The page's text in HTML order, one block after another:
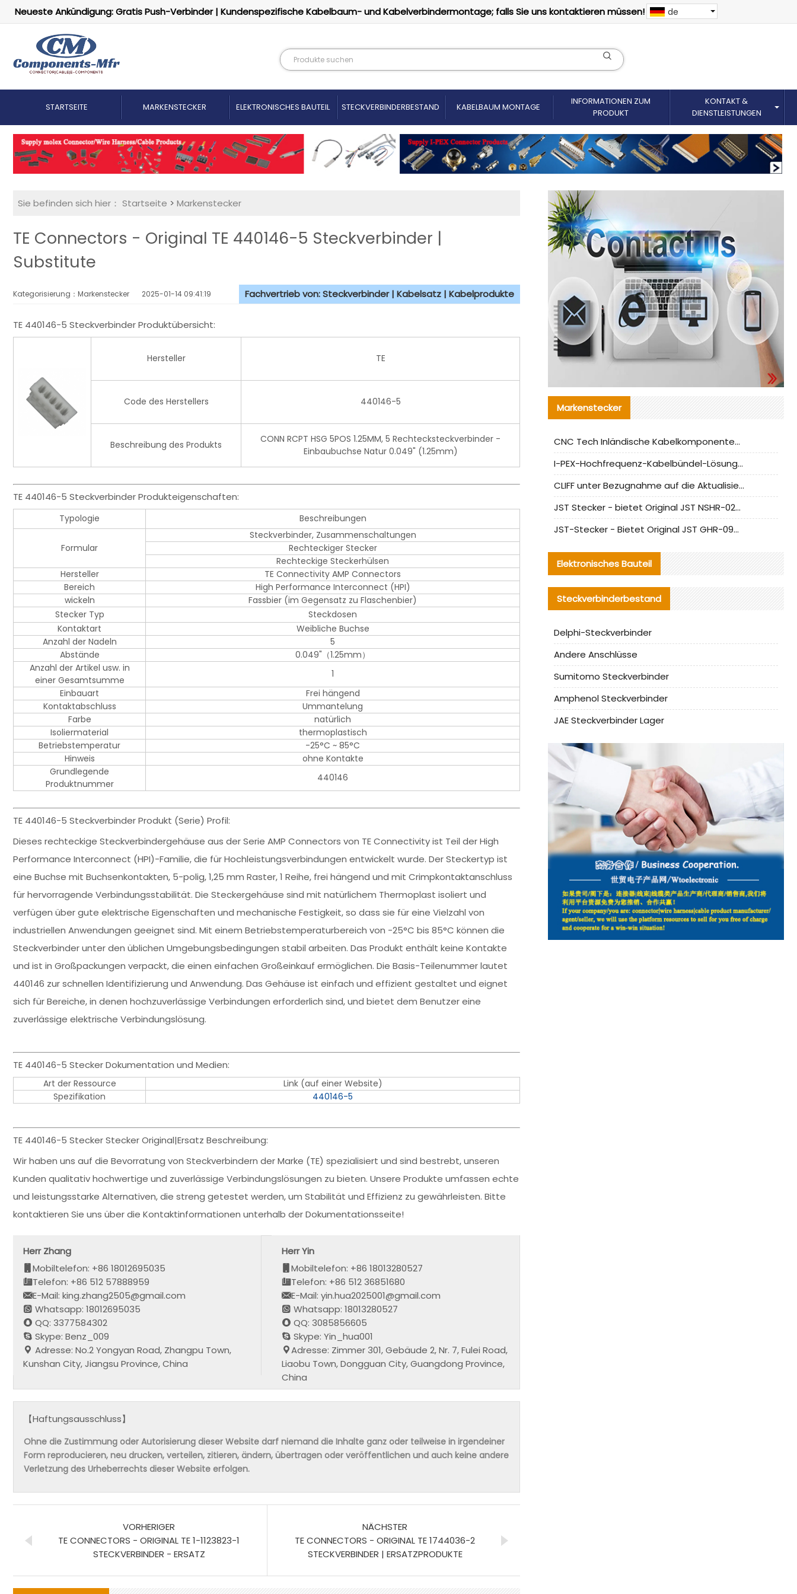
Neueste Ankündigung: Gratis Push-Verbinder | Kundenspezifische Kabelbaum- und Kabelverbindermontage; falls Sie uns kontaktieren müssen! de
STARTSEITE MARKENSTECKER ELEKTRONISCHES BAUTEIL STECKVERBINDERBESTAND KABELBAUM MONTAGE
INFORMATIONEN ZUM
PRODUKT
KONTAKT &
DIENSTLEISTUNGEN
Sie befinden sich hier： Startseite > Markenstecker
TE Connectors - Original TE 440146-5 Steckverbinder |
Substitute
Kategorisierung：Markenstecker 2025-01-14 09:41:19 Fachvertrieb von: Steckverbinder | Kabelsatz | Kabelprodukte
TE 440146-5 Steckverbinder Produktübersicht:
Hersteller TE
Code des Herstellers 440146-5
Beschreibung des Produkts
CONN RCPT HSG 5POS 1.25MM, 5 Rechtecksteckverbinder -
Einbaubuchse Natur 0.049" (1.25mm)
TE 440146-5 Steckverbinder Produkteigenschaften:
Typologie Beschreibungen
Formular
Steckverbinder, Zusammenschaltungen
Rechteckiger Stecker
Rechteckige Steckerhülsen
Hersteller
TE Connectivity AMP Connectors
Bereich
High Performance Interconnect (HPI)
wickeln
Fassbier (im Gegensatz zu Flaschenbier)
Stecker Typ
Steckdosen
Kontaktart
Weibliche Buchse
Anzahl der Nadeln
5
Abstände
0.049"（1.25mm）
Anzahl der Artikel usw. in
einer Gesamtsumme
1
Einbauart
Frei hängend
Kontaktabschluss
Ummantelung
Farbe
natürlich
Isoliermaterial
thermoplastisch
Betriebstemperatur
-25°C ~ 85°C
Hinweis
ohne Kontakte
Grundlegende
Produktnummer
440146
TE 440146-5 Steckverbinder Produkt (Serie) Profil:
Dieses rechteckige Steckverbindergehäuse aus der Serie AMP Connectors von TE Connectivity ist Teil der High
Performance Interconnect (HPI)-Familie, die für Hochleistungsverbindungen entwickelt wurde. Der Steckertyp ist
eine Buchse mit Buchsenkontakten, 5-polig, 1,25 mm Raster, 1 Reihe, frei hängend und mit Crimpkontaktanschluss
für hervorragende Verbindungsstabilität. Die Steckergehäuse sind mit natürlichem Thermoplast isoliert und
verfügen über gute elektrische Eigenschaften und mechanische Festigkeit, so dass sie für eine Vielzahl von
industriellen Anwendungen geeignet sind. Mit einem Betriebstemperaturbereich von -25°C bis 85°C können die
Steckverbinder unter den üblichen Umgebungsbedingungen stabil arbeiten. Das Produkt enthält keine Kontakte
und ist in Großpackungen verpackt, die einen einfachen Großeinkauf ermöglichen. Die Basis-Teilenummer lautet
440146 zur schnellen Identifizierung und Anwendung. Das Gehäuse ist einfach und effizient gestaltet und eignet
sich für Bereiche, in denen hochzuverlässige Verbindungen erforderlich sind, und bietet dem Benutzer eine
zuverlässige elektrische Verbindungslösung.
TE 440146-5 Stecker Dokumentation und Medien:
Art der Ressource
Link (auf einer Website)
Spezifikation
440146-5
TE 440146-5 Stecker Stecker Original|Ersatz Beschreibung:
Wir haben uns auf die Bevorratung von Steckverbindern der Marke (TE) spezialisiert und sind bestrebt, unseren
Kunden qualitativ hochwertige und zuverlässige Verbindungslösungen zu bieten. Unsere Produkte umfassen echte
und leistungsstarke Alternativen, die streng getestet werden, um Stabilität und Effizienz zu gewährleisten. Bitte
kontaktieren Sie uns über die Kontaktinformationen unterhalb der Dokumentationsseite!
Herr Zhang
Mobiltelefon: +86 18012695035
Telefon: +86 512 57888959
E-Mail: king.zhang2505@gmail.com
Whatsapp: 18012695035
QQ: 3377584302
Skype: Benz_009
Adresse: No.2 Yongyan Road, Zhangpu Town,
Kunshan City, Jiangsu Province, China
Herr Yin
Mobiltelefon: +86 18013280527
Telefon: +86 512 36851680
E-Mail: yin.hua2025001@gmail.com
Whatsapp: 18013280527
QQ: 3085856605
Skype: Yin_hua001
Adresse: Zimmer 301, Gebäude 2, Nr. 7, Fulei Road,
Liaobu Town, Dongguan City, Guangdong Province,
China
【Haftungsausschluss】
Ohne die Zustimmung oder Autorisierung dieser Website darf niemand die Inhalte ganz oder teilweise in irgendeiner
Form reproducieren, neu drucken, verteilen, zitieren, ändern, übertragen oder veröffentlichen und auch keine andere
Verletzung des Urheberrechts dieser Website erfolgen.
VORHERIGER
TE CONNECTORS - ORIGINAL TE 1-1123823-1
STECKVERBINDER - ERSATZ
NÄCHSTER
TE CONNECTORS - ORIGINAL TE 1744036-2
STECKVERBINDER | ERSATZPRODUKTE
Markenstecker
CNC Tech Inländische Kabelkomponentenbewertung und Massenproduktionsanpassungsanleitung
I-PEX-Hochfrequenz-Kabelbündel-Lösung für die heimische Produktion analysiert
CLIFF unter Bezugnahme auf die Aktualisierung der chinesischen Stecker-Testnormen
JST Stecker - bietet Original JST NSHR-02V-S Stecker und Ersatzteile an
JST-Stecker - Bietet Original JST GHR-09V-S Stecker und Ersatzteile an
Elektronisches Bauteil
Steckverbinderbestand
Delphi-Steckverbinder
Andere Anschlüsse
Sumitomo Steckverbinder
Amphenol Steckverbinder
JAE Steckverbinder Lager